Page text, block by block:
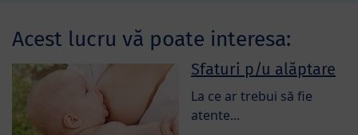
Acest lucru vă poate interesa:
Sfaturi p/u alăptare
La ce ar trebui să fie
atente...